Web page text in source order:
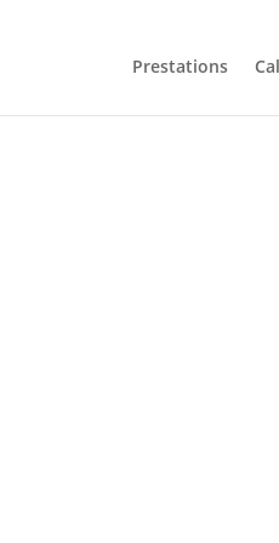
Prestations